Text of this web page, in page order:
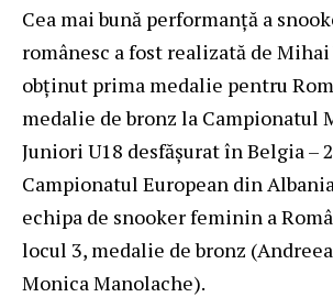
Cea mai bună performanță a
românesc a fost realizată de Mihai
obținut prima medalie pentru
medalie de bronz la Campionatul
Juniori U18 desfășurat în Belgia –
Campionatul European din
echipa de snooker feminin a
locul 3, medalie de bronz
Monica Manolache).